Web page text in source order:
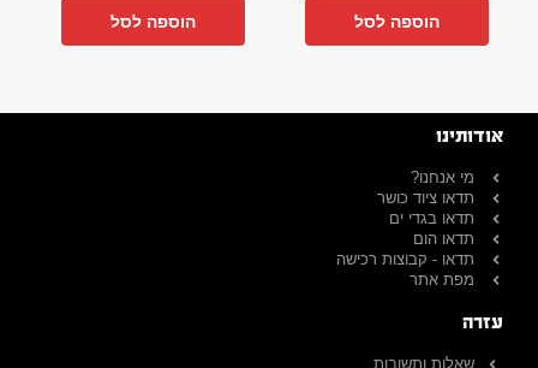
הוספה לסל הוספה לסל
אודותינו
מי אנחנו?
תדאו ציוד כושר
תדאו בגדי ים
תדאו הום
תדאו - קבוצות רכישה
מפת אתר
עזרה
שאלות ותשובות